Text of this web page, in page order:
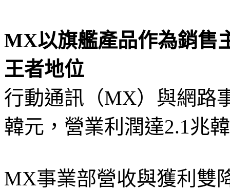
MX以旗艦產品作為銷售
王者地位
行動通訊（MX）與網路
韓元，營業利潤達2.1兆
MX事業部營收與獲利雙